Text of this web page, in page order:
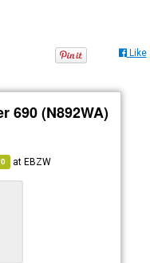
Like
690 (N892WA)
atEBZW